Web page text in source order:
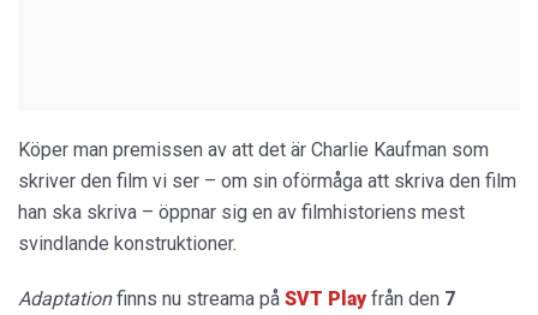
Köper man premissen av att det är Charlie Kaufman som
skriver den film vi ser – om sin oförmåga att skriva den film
han ska skriva – öppnar sig en av filmhistoriens mest
svindlande konstruktioner.
Adaptationfinns nu streama på SVT Playfrån den 7